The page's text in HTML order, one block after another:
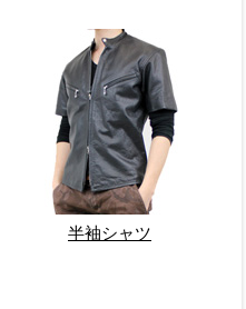
半袖シャツ